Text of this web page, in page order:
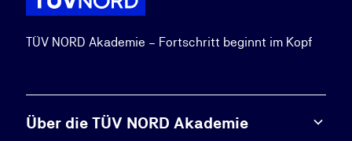
TÜV NORD Akademie – Fortschritt beginnt im Kopf
Über die TÜV NORD Akademie